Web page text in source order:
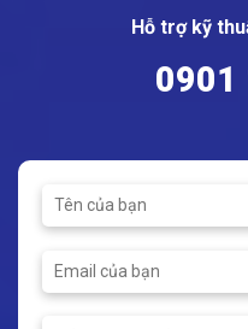
Hỗ trợ kỹ
0901